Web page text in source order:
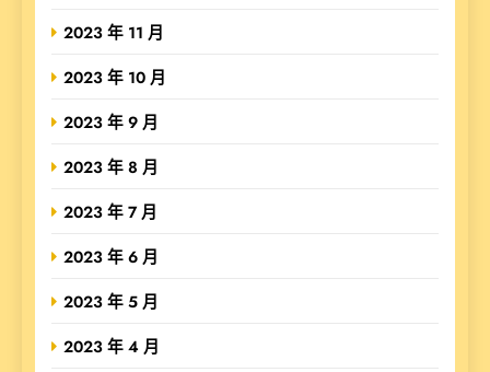
2023 年 11 月
2023 年 10 月
2023 年 9 月
2023 年 8 月
2023 年 7 月
2023 年 6 月
2023 年 5 月
2023 年 4 月